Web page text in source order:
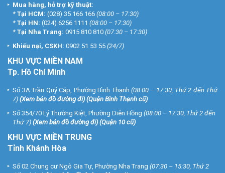
Mua hàng, hỗ trợ kỹ thuật:
* Tại HCM: (028) 35 166 166 (08:00 – 17:30)
* Tại HN: (024) 6256 1111 (08:00 – 17:30)
* Tại Nha Trang: 0915 810 810 (07:30 – 17:30)
Khiếu nại, CSKH: 0902 51 53 55 (24/7)
KHU VỰC MIỀN NAM
Tp. Hồ Chí Minh
Số 3A Trần Quý Cáp, Phường Bình Thạnh (08:00 – 17:30, Thứ 2 đến Thứ
7) (Xem bản đồ đường đi) (Quận Bình Thạnh cũ)
Số 354/70 Lý Thường Kiệt, Phường Diên Hồng (08:00 – 17:30, Thứ 2 đến
Thứ 7) (Xem bản đồ đường đi) (Quận 10 cũ)
KHU VỰC MIỀN TRUNG
Tỉnh Khánh Hòa
Số 02 Chung cư Ngô Gia Tự, Phường Nha Trang (07:30 – 15:30, Thứ 2